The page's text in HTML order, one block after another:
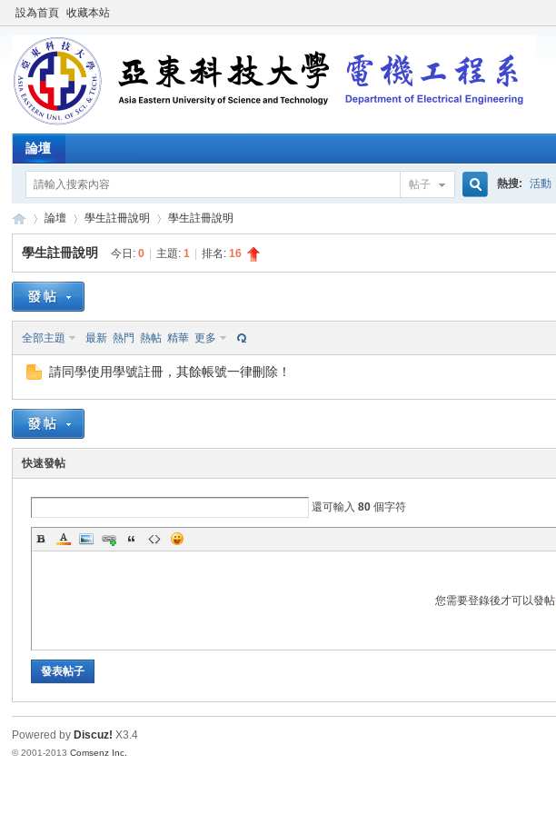
設為首頁 收藏本站
論壇
帖子 熱搜: 活動
產
業
»
論壇
›
學生註冊說明 學生註冊說明
學生註冊說明 今日:0 主題:1 排名:16
全部主題 最新 熱門 熱帖 精華 更多
請同學使用學號註冊，其餘帳號一律刪除！
快速發帖
還可輸入80 個字符
您需要登錄後才可以發帖
發表帖子
Powered by Discuz! X3.4
© 2001-2013Comsenz Inc.